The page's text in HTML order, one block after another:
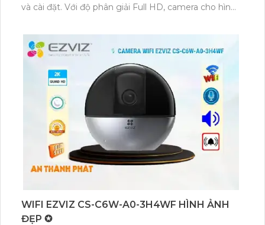
và cài đặt. Với độ phân giải Full HD, camera cho hình
hình ảnh chân thực. Camera IP không dây này cũng
hỗ trợ kết nối Wi-Fi, giúp người dùng dễ dàng kiểm
soát và xem trực tiếp hình ảnh từ xa thông qua điện
thoại di động hoặc máy tính. Ngoài ra, tính năng
cảnh báo chuyển động, hỗ trợ thẻ nhớ lên đến
128GB giúp ghi lại các sự kiện quan trọng. Sản phẩm
này đáp ứng tốt nhu cầu bảo vệ an ninh của gia đình,
văn phòng, cửa hàng và các khu vực khác.
WIFI EZVIZ CS-C6W-A0-3H4WF HÌNH ẢNH
ĐẸP ✪